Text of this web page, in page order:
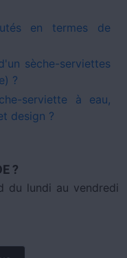
en termes de
sèche-serviettes
?
serviette à eau,
design ?
?
du lundi au vendredi